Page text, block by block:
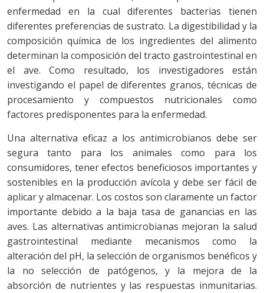
enfermedad en la cual diferentes bacterias tienen
diferentes preferencias de sustrato. La digestibilidad y la
composición química de los ingredientes del alimento
determinan la composición del tracto gastrointestinal en
el ave. Como resultado, los investigadores están
investigando el papel de diferentes granos, técnicas de
procesamiento y compuestos nutricionales como
factores predisponentes para la enfermedad.
Una alternativa eficaz a los antimicrobianos debe ser
segura tanto para los animales como para los
consumidores, tener efectos beneficiosos importantes y
sostenibles en la producción avícola y debe ser fácil de
aplicar y almacenar. Los costos son claramente un factor
importante debido a la baja tasa de ganancias en las
aves. Las alternativas antimicrobianas mejoran la salud
gastrointestinal mediante mecanismos como la
alteración del pH, la selección de organismos benéficos y
la no selección de patógenos, y la mejora de la
absorción de nutrientes y las respuestas inmunitarias.